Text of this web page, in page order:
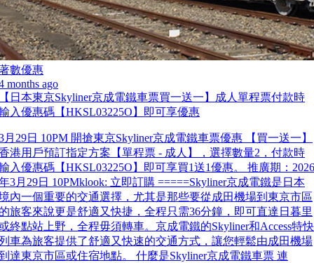
數優惠
months ago
日本東京Skyliner京成電鐵車票買一送一】成人單程票付款時
入優惠碼【HKSL03225O】即可享優惠
月29日 10PM 開搶東京Skyliner京成電鐵車票優惠 【買一送一】
港用戶預訂指定方案【單程票 - 成人】，選擇數量2，付款時
入優惠碼【HKSL03225O】即可享買1送1優惠。 推廣期：2026
3月29日 10PMklook: 立即訂購 =====Skyliner京成電鐵是日本
內一個重要的交通選擇，尤其是那些要從成田機場到東京市區
旅客來說更是舒適又快捷，全程只需36分鐘，即可直達日暮里
終點站上野，全程毋須轉車。京成電鐵的Skyliner和Access特快
車為旅客提供了舒適又快速的交通方式，讓您輕鬆由成田機場
達東京市區或住宿地點。 什麼是Skyliner京成電鐵車票 連